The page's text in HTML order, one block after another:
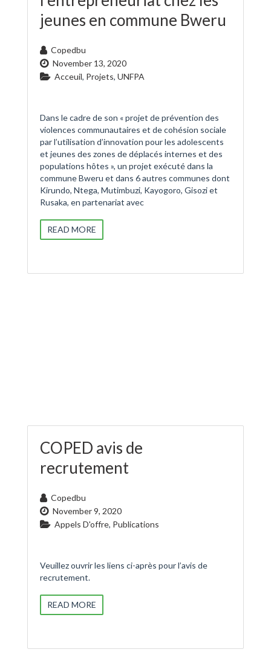
jeunes en commune Bweru
Copedbu
November 13, 2020
Acceuil, Projets, UNFPA
Dans le cadre de son « projet de prévention des
violences communautaires et de cohésion sociale
par l’utilisation d’innovation pour les adolescents
et jeunes des zones de déplacés internes et des
populations hôtes », un projet exécuté dans la
commune Bweru et dans 6 autres communes dont
Kirundo, Ntega, Mutimbuzi, Kayogoro, Gisozi et
Rusaka, en partenariat avec
READ MORE
COPED avis de
recrutement
Copedbu
November 9, 2020
Appels D'offre, Publications
Veuillez ouvrir les liens ci-après pour l’avis de
recrutement.
READ MORE